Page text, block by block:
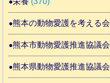
熊本の動物愛護を考える会
熊本市動物愛護推進協議会
熊本県動物愛護推進協議会